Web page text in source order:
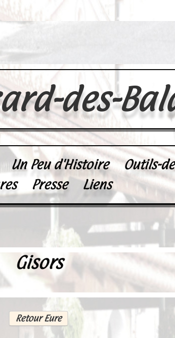
des-
Un Peu d'Histoire
Outils-
Presse Liens
Gisors
Retour Eure